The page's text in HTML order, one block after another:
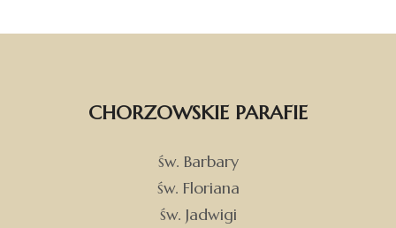
CHORZOWSKIE PARAFIE
św. Barbary
św. Floriana
św. Jadwigi